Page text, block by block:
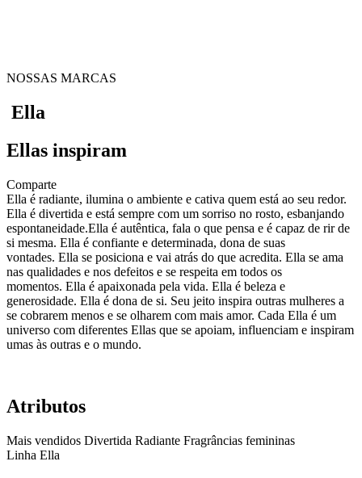
NOSSAS MARCAS
Ella
Ellas inspiram
Comparte
Ella é radiante, ilumina o ambiente e cativa quem está ao seu redor.
Ella é divertida e está sempre com um sorriso no rosto, esbanjando
espontaneidade.Ella é autêntica, fala o que pensa e é capaz de rir de
si mesma. Ella é confiante e determinada, dona de suas
vontades. Ella se posiciona e vai atrás do que acredita. Ella se ama
nas qualidades e nos defeitos e se respeita em todos os
momentos. Ella é apaixonada pela vida. Ella é beleza e
generosidade. Ella é dona de si. Seu jeito inspira outras mulheres a
se cobrarem menos e se olharem com mais amor. Cada Ella é um
universo com diferentes Ellas que se apoiam, influenciam e inspiram
umas às outras e o mundo.
Atributos
Mais vendidos Divertida Radiante Fragrâncias femininas
Linha Ella